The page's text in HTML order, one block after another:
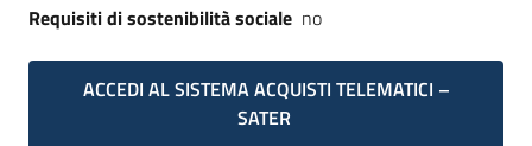
Requisiti di sostenibilità sociale no
ACCEDI AL SISTEMA ACQUISTI TELEMATICI –
SATER